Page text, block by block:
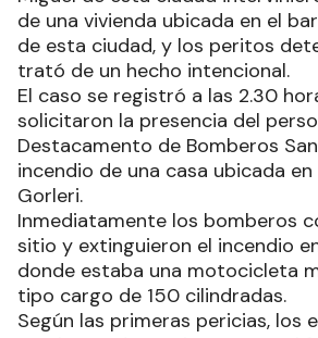
Efectivos del Destacamento de
Miguel de esta ciudad
de una vivienda ubicada en el
de esta ciudad, y los peritos